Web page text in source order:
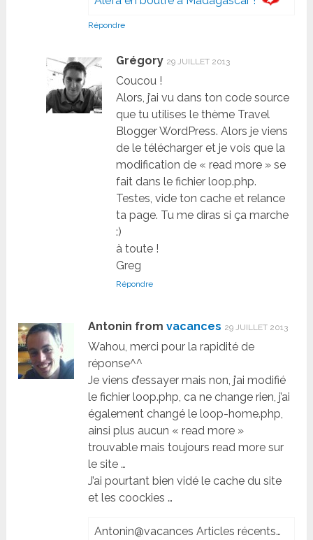
Répondre
Grégory 29 JUILLET 2013
Coucou !
Alors, j’ai vu dans ton code source
que tu utilises le thème Travel
Blogger WordPress. Alors je viens
de le télécharger et je vois que la
modification de « read more » se
fait dans le fichier loop.php.
Testes, vide ton cache et relance
ta page. Tu me diras si ça marche
:)
à toute !
Greg
Répondre
Antonin fromvacances 29 JUILLET 2013
Wahou, merci pour la rapidité de
réponse^^
Je viens d’essayer mais non, j’ai modifié
le fichier loop.php, ca ne change rien, j’ai
également changé le loop-home.php,
ainsi plus aucun « read more »
trouvable mais toujours read more sur
le site …
J’ai pourtant bien vidé le cache du site
et les coockies …
Antonin@vacances Articles récents…